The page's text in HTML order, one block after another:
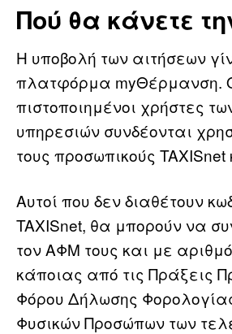
Πού θα κάνετε
Η υποβολή των αιτήσεων
πλατφόρμα myΘέρμανση.
πιστοποιημένοι χρήστες
υπηρεσιών συνδέονται
τους προσωπικούς TAXISnet
Αυτοί που δεν διαθέτουν
TAXISnet, θα μπορούν να
τον ΑΦΜ τους και με
κάποιας από τις Πράξεις
Φόρου Δήλωσης
Φυσικών Προσώπων των